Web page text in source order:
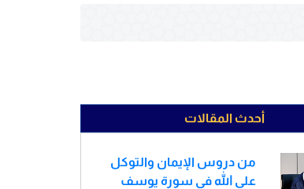
أحدث المقالات
من دروس الإيمان والتوكل
على الله في سورة يوسف